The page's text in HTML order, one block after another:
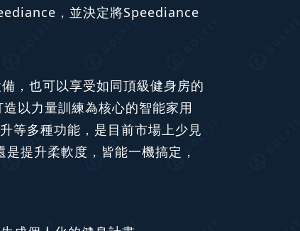
，並決定將Speediance
，也可以享受如同頂級健身房的
以力量訓練為核心的智能家用
等多種功能，是目前市場上少見
提升柔軟度，皆能一機搞定，